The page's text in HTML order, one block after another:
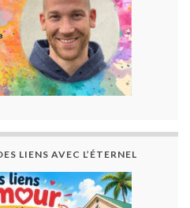
LIENS AVEC L’ÉTERNEL